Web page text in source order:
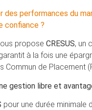
des performances du
confiance ?
propose CRESUS, un
à la fois une
Commun de Placement
gestion libre et
pour une durée minimale